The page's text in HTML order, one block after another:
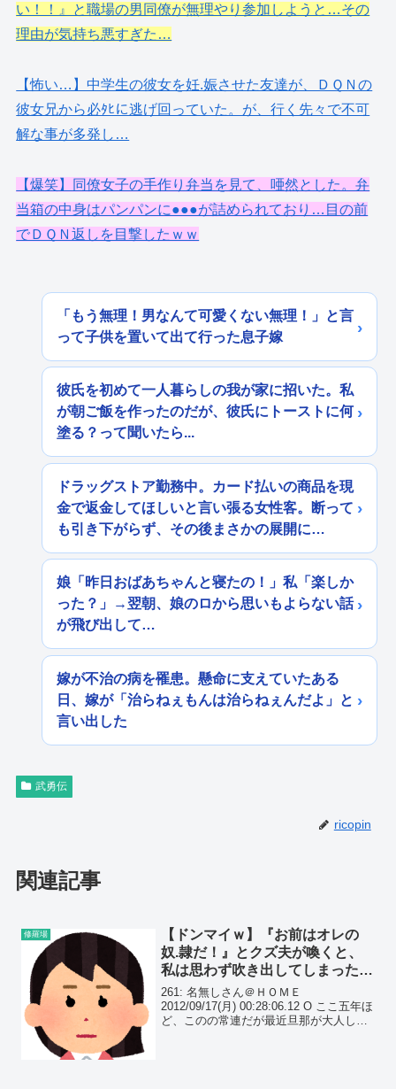
い！！』と職場の男同僚が無理やり参加しようと…その
理由が気持ち悪すぎた…
【怖い…】中学生の彼女を妊.娠させた友達が、ＤＱＮの
彼女兄から必ﾀﾋに逃げ回っていた。が、行く先々で不可
解な事が多発し…
【爆笑】同僚女子の手作り弁当を見て、唖然とした。弁
当箱の中身はパンパンに●●●が詰められており…目の前
でＤＱＮ返しを目撃したｗｗ
「もう無理！男なんて可愛くない無理！」と言
って子供を置いて出て行った息子嫁
彼氏を初めて一人暮らしの我が家に招いた。私
が朝ご飯を作ったのだが、彼氏にトーストに何
塗る？って聞いたら...
ドラッグストア勤務中。カード払いの商品を現
金で返金してほしいと言い張る女性客。断って
も引き下がらず、その後まさかの展開に…
娘「昨日おばあちゃんと寝たの！」私「楽しか
った？」→翌朝、娘のロから思いもよらない話
が飛び出して…
嫁が不治の病を罹患。懸命に支えていたある
日、嫁が「治らねぇもんは治らねぇんだよ」と
言い出した
武勇伝
ricopin
関連記事
修羅場
【ドンマイｗ】『お前はオレの
奴.隷だ！』とクズ夫が喚くと、
私は思わず吹き出してしまった。
自分の愚行が慰謝料の対象だと知
ると…
261: 名無しさん＠ＨＯＭＥ
2012/09/17(月) 00:28:06.12 O ここ五年ほ
ど、このの常連だが最近旦那が大人しく